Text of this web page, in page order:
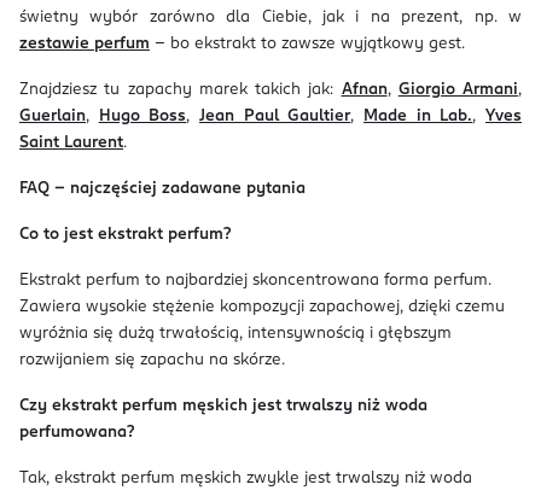
świetny wybór zarówno dla Ciebie, jak i na prezent, np. w
zestawie perfum – bo ekstrakt to zawsze wyjątkowy gest.
Znajdziesz tu zapachy marek takich jak: Afnan, Giorgio Armani,
Guerlain, Hugo Boss,Jean Paul Gaultier, Made in Lab.,Yves
Saint Laurent.
FAQ – najczęściej zadawane pytania
Co to jest ekstrakt perfum?
Ekstrakt perfum to najbardziej skoncentrowana forma perfum.
Zawiera wysokie stężenie kompozycji zapachowej, dzięki czemu
wyróżnia się dużą trwałością, intensywnością i głębszym
rozwijaniem się zapachu na skórze.
Czy ekstrakt perfum męskich jest trwalszy niż woda
perfumowana?
Tak, ekstrakt perfum męskich zwykle jest trwalszy niż woda